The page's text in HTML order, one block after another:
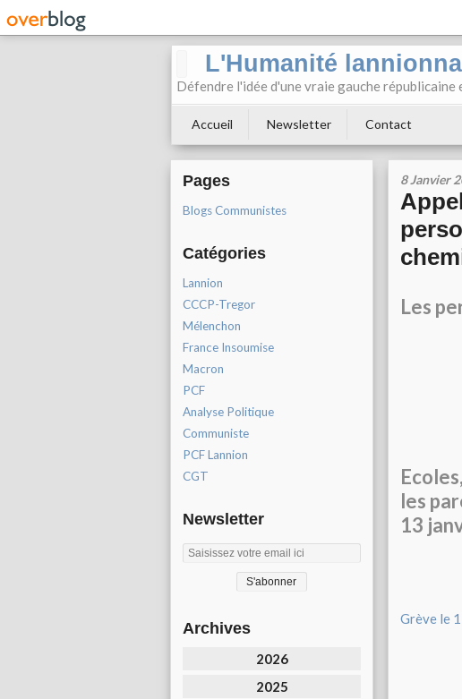
L'Humanité
Défendre l'idée d'une vraie gauche
Accueil Newsletter Contact
Pages
Blogs Communistes
Catégories
Lannion
CCCP-Tregor
Mélenchon
France Insoumise
Macron
PCF
Analyse Politique
Communiste
PCF Lannion
CGT
Newsletter
Archives
2026
2025
8 Janvier
Les
les
13
Grève le